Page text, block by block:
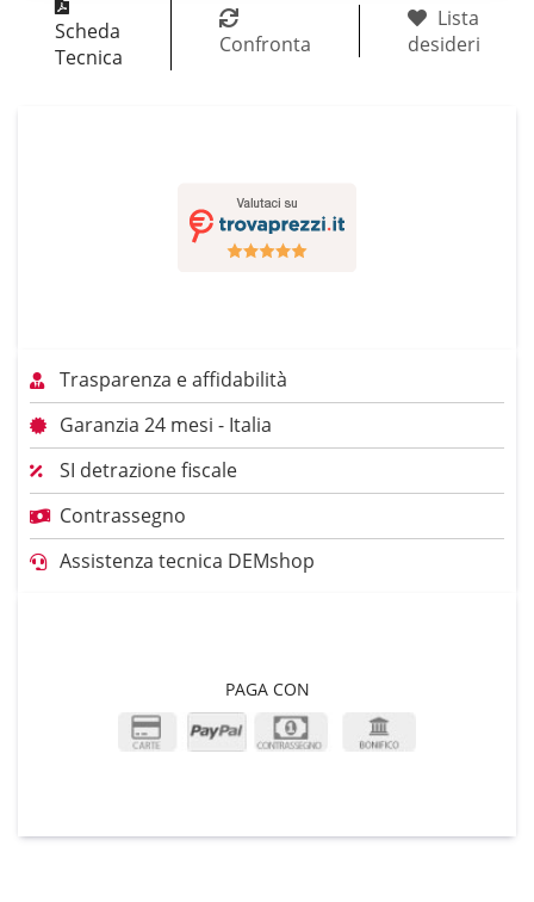
Scheda
Tecnica
Confronta
Lista
desideri
Trasparenza e affidabilità
Garanzia 24 mesi - Italia
SI detrazione fiscale
Contrassegno
Assistenza tecnica DEMshop
PAGA CON